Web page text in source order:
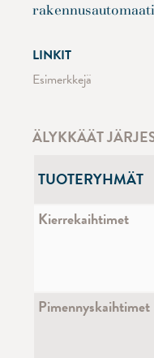
LINKIT
Esimerkkejä
ÄLYKKÄÄT
TUOTERYHMÄT
Kierrekaihtimet
Pimennyskaihtimet